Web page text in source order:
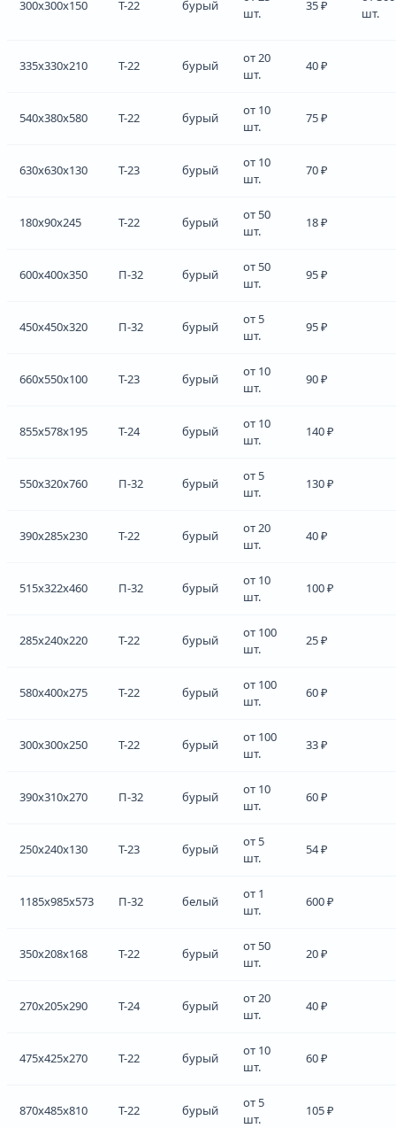
300x300x150 Т-22 бурый
шт.
35 ₽
шт.
335x330x210 Т-22 бурый
от 20
шт.
40 ₽
540x380x580 Т-22 бурый
от 10
шт.
75 ₽
630x630x130 Т-23 бурый
от 10
шт.
70 ₽
180x90x245 Т-22 бурый
от 50
шт.
18 ₽
600x400x350 П-32 бурый
от 50
шт.
95 ₽
450x450x320 П-32 бурый
от 5
шт.
95 ₽
660x550x100 Т-23 бурый
от 10
шт.
90 ₽
855x578x195 Т-24 бурый
от 10
шт.
140 ₽
550x320x760 П-32 бурый
от 5
шт.
130 ₽
390x285x230 Т-22 бурый
от 20
шт.
40 ₽
515x322x460 П-32 бурый
от 10
шт.
100 ₽
285x240x220 Т-22 бурый
от 100
шт.
25 ₽
580x400x275 Т-22 бурый
от 100
шт.
60 ₽
300x300x250 Т-22 бурый
от 100
шт.
33 ₽
390x310x270 П-32 бурый
от 10
шт.
60 ₽
250x240x130 Т-23 бурый
от 5
шт.
54 ₽
1185x985x573 П-32 белый
от 1
шт.
600 ₽
350x208x168 Т-22 бурый
от 50
шт.
20 ₽
270x205x290 Т-24 бурый
от 20
шт.
40 ₽
475x425x270 Т-22 бурый
от 10
шт.
60 ₽
870x485x810 Т-22 бурый
от 5
шт.
105 ₽